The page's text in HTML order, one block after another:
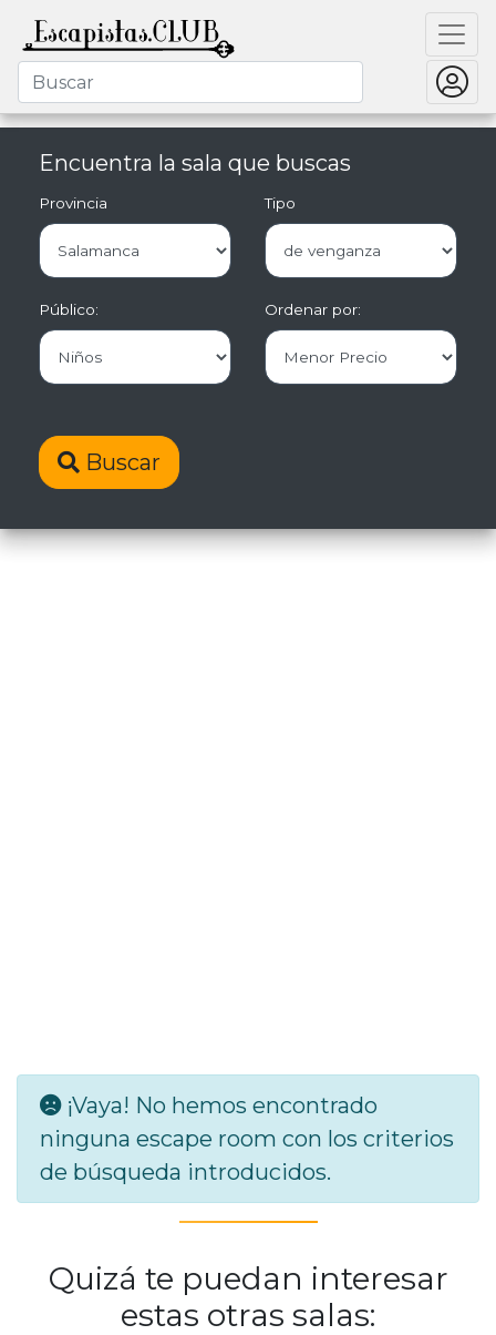
Encuentra la sala que buscas
Provincia Tipo
Público: Ordenar por:
Buscar
¡Vaya! No hemos encontrado
ninguna escape room con los criterios
de búsqueda introducidos.
Quizá te puedan interesar
estas otras salas: